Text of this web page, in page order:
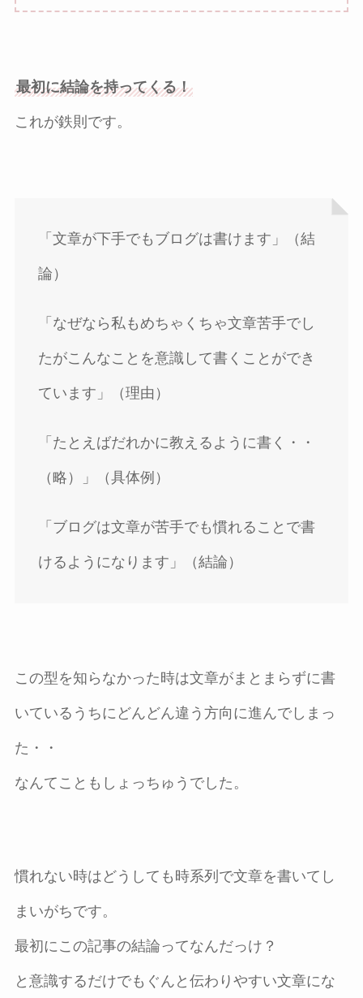
最初に結論を持ってくる！
これが鉄則です。
「文章が下手でもブログは書けます」（結
論）
「なぜなら私もめちゃくちゃ文章苦手でし
たがこんなことを意識して書くことができ
ています」（理由）
「たとえばだれかに教えるように書く・・
（略）」（具体例）
「ブログは文章が苦手でも慣れることで書
けるようになります」（結論）
この型を知らなかった時は文章がまとまらずに書
いているうちにどんどん違う方向に進んでしまっ
た・・
なんてこともしょっちゅうでした。
慣れない時はどうしても時系列で文章を書いてし
まいがちです。
最初にこの記事の結論ってなんだっけ？
と意識するだけでもぐんと伝わりやすい文章にな